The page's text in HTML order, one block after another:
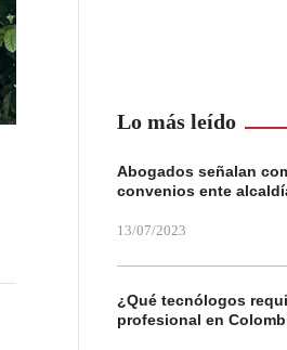
Lo más leído
Abogados señalan
convenios ente
13/07/2023
¿Qué tecnólogos
profesional en